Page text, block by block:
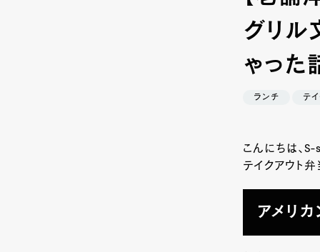
グリル
ゃった
ランチ テ
こんにちは、
テイクアウト
アメリ